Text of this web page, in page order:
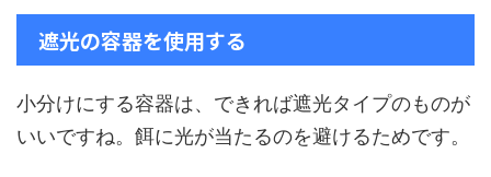
遮光の容器を使用する
小分けにする容器は、できれば遮光タイプのものが
いいですね。餌に光が当たるのを避けるためです。